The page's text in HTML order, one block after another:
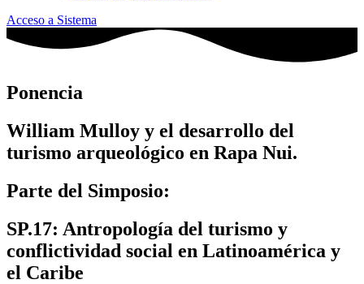
Acceso a Sistema
Ponencia
William Mulloy y el desarrollo del
turismo arqueológico en Rapa Nui.
Parte del Simposio:
SP.17: Antropología del turismo y
conflictividad social en Latinoamérica y
el Caribe